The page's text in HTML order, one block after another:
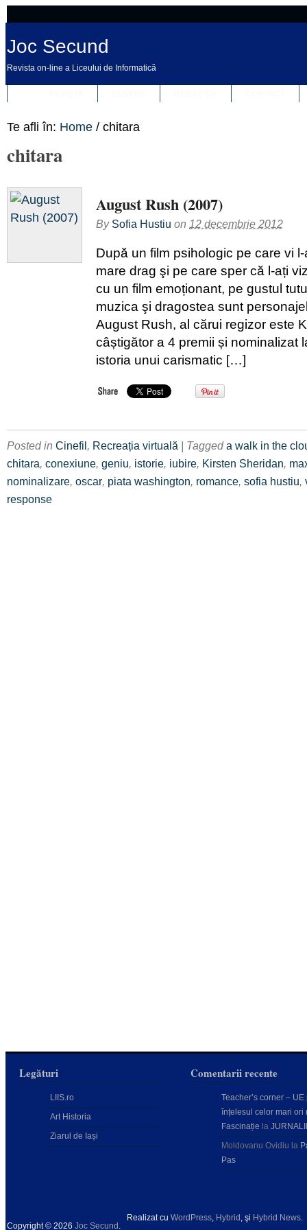
Joc Secund
Revista on-line a Liceului de Informatică
Te afli în: Home / chitara
chitara
August Rush (2007)
By Sofia Hustiu on 12 decembrie 2012
După un film psihologic pe care vi
mare drag şi pe care sper că l-ați
cu un film emoționant, pe gustul
muzica şi dragostea sunt
August Rush, al cărui regizor este
câștigător a 4 premii și nominalizat
istoria unui carismatic […]
Posted in Cinefil, Recreația virtuală | Taggeda walk in the
chitara, conexiune, geniu, istorie, iubire, Kirsten Sheridan,
nominalizare, oscar, piata washington, romance, sofia hustiu,
response
Legături
LIIS.ro
Art Historia
Ziarul de Iași
Comentarii recente
Teacher’s corner – UE
înțelesul celor mari ori
Fascinație la
Moldovanu Ovidiu la
Pas
Copyright © 2026 Joc Secund .
Realizat cu WordPress, Hybrid , şi Hybrid News.